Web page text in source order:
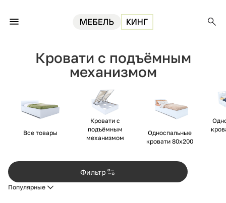
Кровати с подъёмным
механизмом
Все товары
Кровати с
подъёмным
механизмом
Односпальные
кровати 80х200
Фильтр
Популярные